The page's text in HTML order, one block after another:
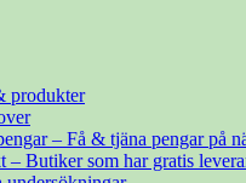
produkter
– Få & tjäna pengar på
– Butiker som har gratis